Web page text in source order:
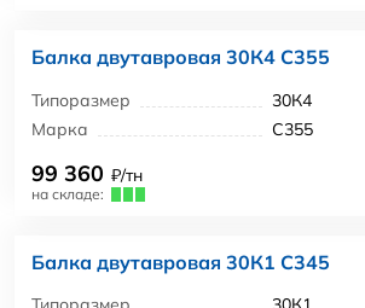
Балка двутавровая 30К4 С355
Типоразмер
30К4
Марка
С355
99 360 ₽/тн
на складе:
Балка двутавровая 30К1 С345